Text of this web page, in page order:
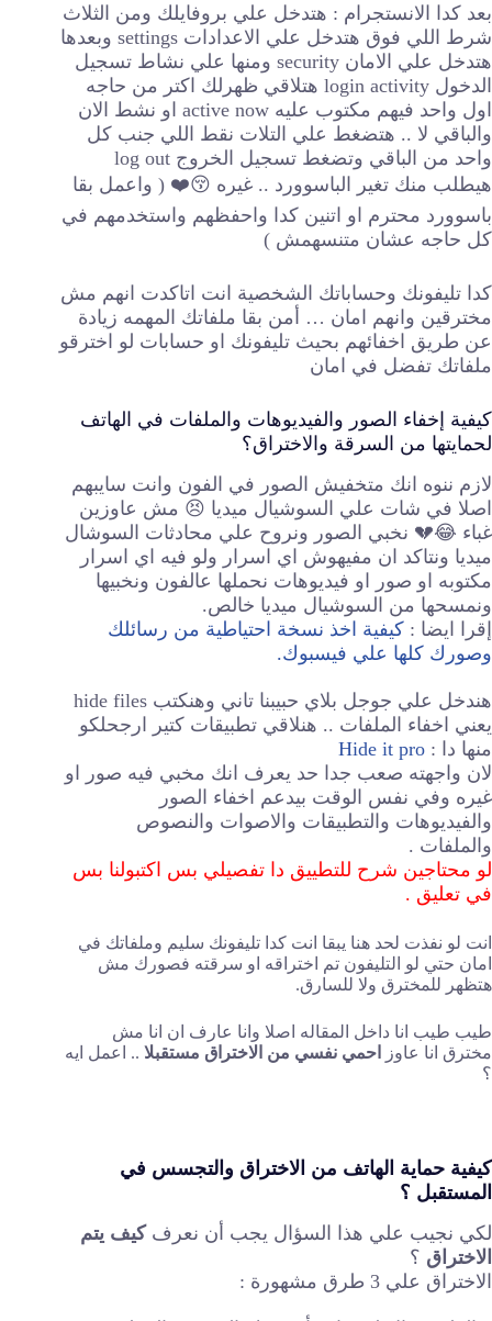
بعد كدا الانستجرام : هتدخل علي بروفايلك ومن الثلاث
شرط اللي فوق هتدخل علي الاعدادات settings وبعدها
هتدخل علي الامان security ومنها علي نشاط تسجيل
الدخول login activity هتلاقي ظهرلك اكتر من حاجه
اول واحد فيهم مكتوب عليه active now او نشط الان
والباقي لا .. هتضغط علي التلات نقط اللي جنب كل
واحد من الباقي وتضغط تسجيل الخروج log out
هيطلب منك تغير الباسوورد .. غيره 😚⁦❤️⁩ ( واعمل بقا
باسوورد محترم او اتنين كدا واحفظهم واستخدمهم في
كل حاجه عشان متنسهمش )
كدا تليفونك وحساباتك الشخصية انت اتاكدت انهم مش
مخترقين وانهم امان … أمن بقا ملفاتك المهمه زيادة
عن طريق اخفائهم بحيث تليفونك او حسابات لو اخترقو
ملفاتك تفضل في امان
كيفية إخفاء الصور والفيديوهات والملفات في الهاتف
لحمايتها من السرقة والاختراق؟
لازم ننوه انك متخفيش الصور في الفون وانت سايبهم
اصلا في شات علي السوشيال ميديا 😣 مش عاوزين
غباء 😂💔 نخبي الصور ونروح علي محادثات السوشال
ميديا ونتاكد ان مفيهوش اي اسرار ولو فيه اي اسرار
مكتوبه او صور او فيديوهات نحملها عالفون ونخبيها
ونمسحها من السوشيال ميديا خالص.
إقرا ايضا : كيفية اخذ نسخة احتياطية من رسائلك
وصورك كلها علي فيسبوك.
هندخل علي جوجل بلاي حبيبنا تاني وهنكتب hide files
يعني اخفاء الملفات .. هنلاقي تطبيقات كتير ارجحلكو
منها دا : Hide it pro
لان واجهته صعب جدا حد يعرف انك مخبي فيه صور او
غيره وفي نفس الوقت بيدعم اخفاء الصور
والفيديوهات والتطبيقات والاصوات والنصوص
والملفات .
لو محتاجين شرح للتطييق دا تفصيلي بس اكتبولنا بس
في تعليق .
انت لو نفذت لحد هنا يبقا انت كدا تليفونك سليم وملفاتك في
امان حتي لو التليفون تم اختراقه او سرقته فصورك مش
هتظهر للمخترق ولا للسارق.
طيب طيب انا داخل المقاله اصلا وانا عارف ان انا مش
مخترق انا عاوز
احمي نفسي من الاختراق مستقبلا .. اعمل ايه
؟
كيفية حماية الهاتف من الاختراق والتجسس في
المستقبل ؟
لكي نجيب علي هذا السؤال يجب أن نعرفكيف يتم
الاختراق ؟
الاختراق علي 3 طرق مشهورة :